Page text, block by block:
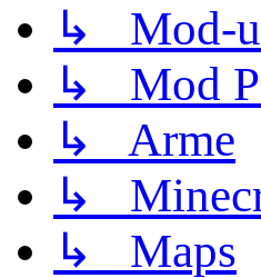
↳ Mod-
↳ Mod
↳ Arme
↳
↳ Maps